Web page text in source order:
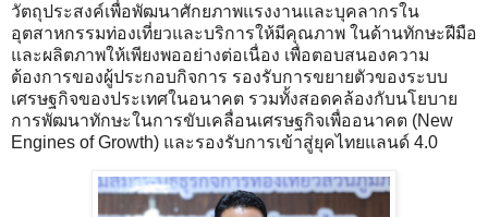
วัตถุประสงค์เพื่อพัฒนาศักยภาพแรงงานและบุคลากรใน
อุตสาหกรรมท่องเที่ยวและบริการให้มีคุณภาพ ในด้านทักษะฝีมือ
และผลิตภาพให้เพียงพออย่างต่อเนื่อง เพื่อตอบสนองความ
ต้องการของผู้ประกอบกิจการ รองรับการขยายตัวของระบบ
เศรษฐกิจของประเทศในอนาคต รวมทั้งสอดคล้องกับนโยบาย
การพัฒนาทักษะในการขับเคลื่อนเศรษฐกิจเพื่ออนาคต (New
Engines of Growth) และรองรับการเข้าสู่ยุคไทยแลนด์ 4.0